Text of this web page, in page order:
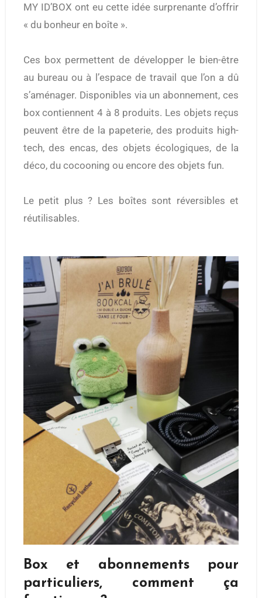
MY ID’BOX ont eu cette idée surprenante d’offrir
« du bonheur en boîte ».
Ces box permettent de développer le bien-être
au bureau ou à l’espace de travail que l’on a dû
s’aménager. Disponibles via un abonnement, ces
box contiennent 4 à 8 produits. Les objets reçus
peuvent être de la papeterie, des produits high-
tech, des encas, des objets écologiques, de la
déco, du cocooning ou encore des objets fun.
Le petit plus ? Les boîtes sont réversibles et
réutilisables.
Box et abonnements pour
particuliers, comment ça